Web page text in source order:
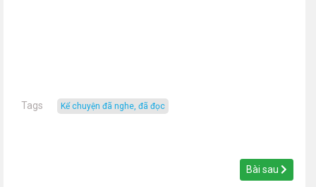
Tags Kể chuyện đã nghe, đã đọc
Bài sau